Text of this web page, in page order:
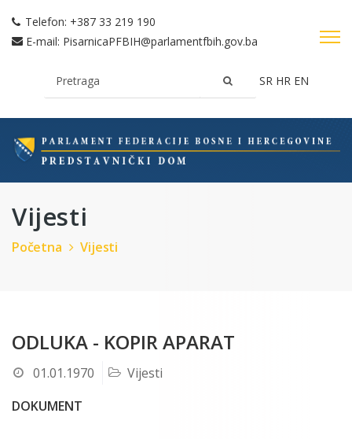
Telefon: +387 33 219 190
E-mail: PisarnicaPFBIH@parlamentfbih.gov.ba
SR HR EN
Vijesti
Početna Vijesti
ODLUKA - KOPIR APARAT
01.01.1970
Vijesti
DOKUMENT